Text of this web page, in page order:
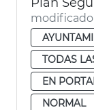
modificado
TODAS
EN
NORMAL